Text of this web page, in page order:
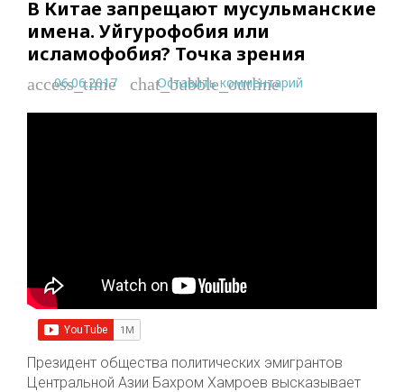
В Китае запрещают мусульманские
имена. Уйгурофобия или
исламофобия? Точка зрения
access_time
06.06.2017 chat_bubble_outline
Оставить комментарий
Президент общества политических эмигрантов
Центральной Азии Бахром Хамроев высказывает